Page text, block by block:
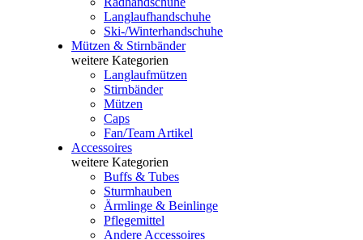
Langlaufhandschuhe
Ski-/Winterhandschuhe
Mützen & Stirnbänder
weitere Kategorien
Langlaufmützen
Stirnbänder
Mützen
Caps
Fan/Team Artikel
Accessoires
weitere Kategorien
Buffs & Tubes
Sturmhauben
Ärmlinge & Beinlinge
Pflegemittel
Andere Accessoires